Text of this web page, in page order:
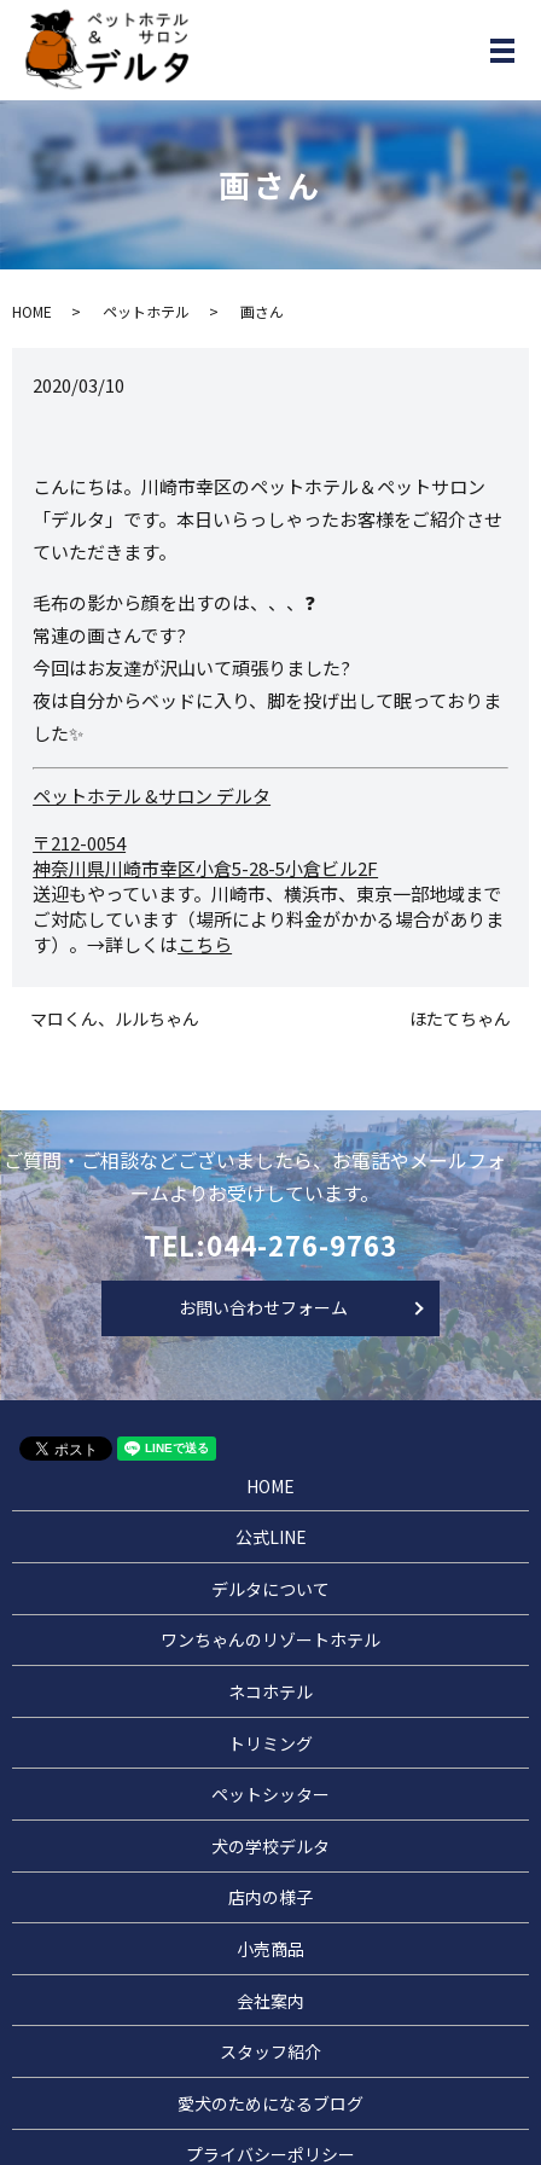
メ
画さん
HOME ペットホテル 画さん
2020/03/10
こんにちは。川崎市幸区のペットホテル＆ペットサロン
「デルタ」です。本日いらっしゃったお客様をご紹介させ
ていただきます。
毛布の影から顔を出すのは、、、❓
常連の画さんです?
今回はお友達が沢山いて頑張りました?
夜は自分からベッドに入り、脚を投げ出して眠っておりま
した✨
ペットホテル &サロン デルタ
〒212-0054
神奈川県川崎市幸区小倉5-28-5小倉ビル2F
送迎もやっています。川崎市、横浜市、東京一部地域まで
ご対応しています（場所により料金がかかる場合がありま
す）。→詳しくはこちら
マロくん、ルルちゃん ほたてちゃん
ご質問・ご相談などございましたら、お電話やメールフォ
ームよりお受けしています。
TEL:044-276-9763
お問い合わせフォーム
HOME
公式LINE
デルタについて
ワンちゃんのリゾートホテル
ネコホテル
トリミング
ペットシッター
犬の学校デルタ
店内の様子
小売商品
会社案内
スタッフ紹介
愛犬のためになるブログ
プライバシーポリシー